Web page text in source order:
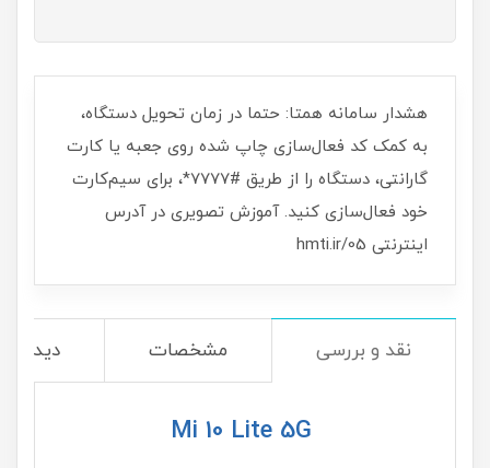
هشدار سامانه همتا: حتما در زمان تحویل دستگاه،
به کمک کد فعال‌سازی چاپ شده روی جعبه یا کارت
گارانتی، دستگاه را از طریق #7777*، برای سیم‌کارت
خود فعال‌سازی کنید. آموزش تصویری در آدرس
اینترنتی hmti.ir/05
نقد و بررسی مشخصات